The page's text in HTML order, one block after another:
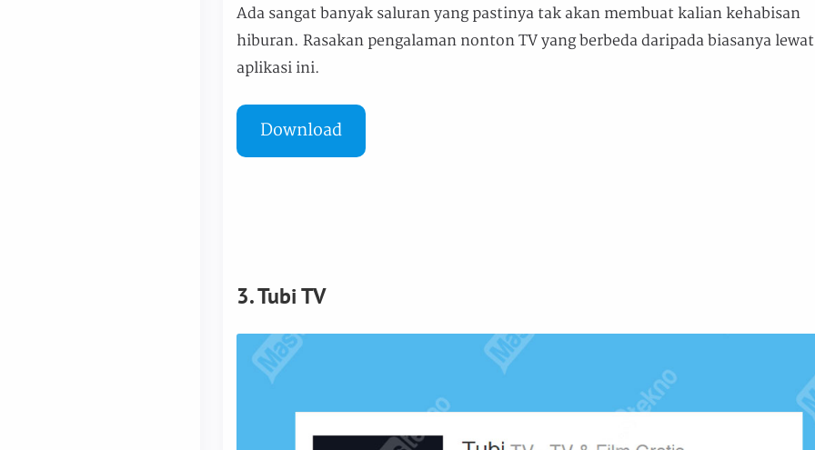
Ada sangat banyak saluran yang pastinya tak akan membuat kalian kehabisan
hiburan. Rasakan pengalaman nonton TV yang berbeda daripada biasanya lewat
aplikasi ini.
Download
3. Tubi TV